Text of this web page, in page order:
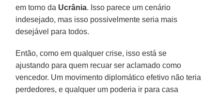
em torno da Ucrânia. Isso parece um cenário
indesejado, mas isso possivelmente seria mais
desejável para todos.
Então, como em qualquer crise, isso está se
ajustando para quem recuar ser aclamado como
vencedor. Um movimento diplomático efetivo não teria
perdedores, e qualquer um poderia ir para casa